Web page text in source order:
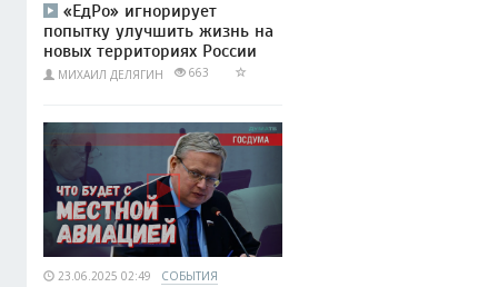
«ЕдРо» игнорирует
попытку улучшить жизнь на
новых территориях России
МИХАИЛ ДЕЛЯГИН 663
23.06.2025 02:49 СОБЫТИЯ